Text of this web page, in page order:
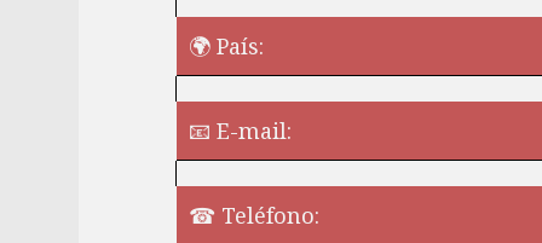
🌍 País:
📧 E-mail:
☎ Teléfono: